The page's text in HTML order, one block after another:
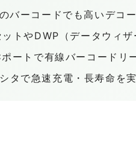
ーコードでも高いデコー
トやDWP（データウィ
トで有線バーコードリ
で急速充電・長寿命を実